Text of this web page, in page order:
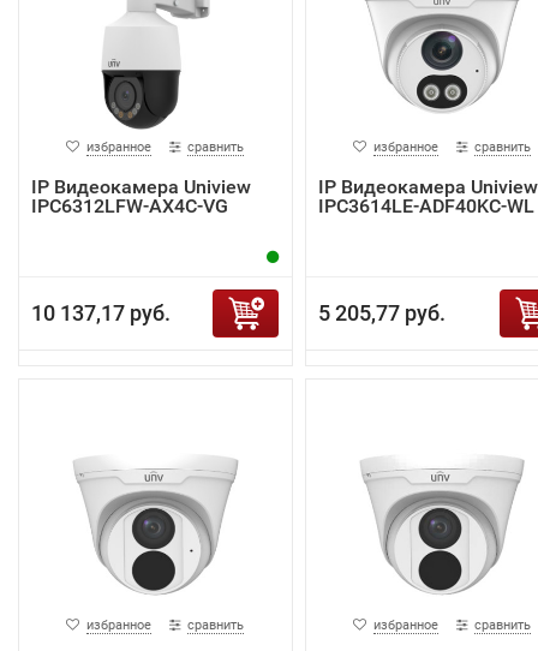
избранное сравнить
IP Видеокамера Uniview
IPC6312LFW-AX4C-VG
10 137,17 руб.
избранное сравнить
IP Видеокамера Uniview
IPC3614LE-ADF40KC-WL
5 205,77 руб.
избранное сравнить избранное сравнить